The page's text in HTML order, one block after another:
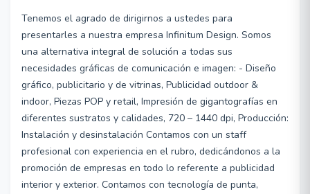
Tenemos el agrado de dirigirnos a ustedes para
presentarles a nuestra empresa Infinitum Design. Somos
una alternativa integral de solución a todas sus
necesidades gráficas de comunicación e imagen: - Diseño
gráfico, publicitario y de vitrinas, Publicidad outdoor &
indoor, Piezas POP y retail, Impresión de gigantografías en
diferentes sustratos y calidades, 720 – 1440 dpi, Producción:
Instalación y desinstalación Contamos con un staff
profesional con experiencia en el rubro, dedicándonos a la
promoción de empresas en todo lo referente a publicidad
interior y exterior. Contamos con tecnología de punta,